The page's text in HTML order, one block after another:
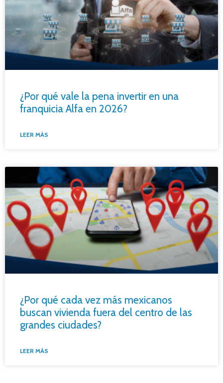
¿Por qué vale la pena invertir en una
franquicia Alfa en 2026?
LEER MÁS
¿Por qué cada vez más mexicanos
buscan vivienda fuera del centro de las
grandes ciudades?
LEER MÁS